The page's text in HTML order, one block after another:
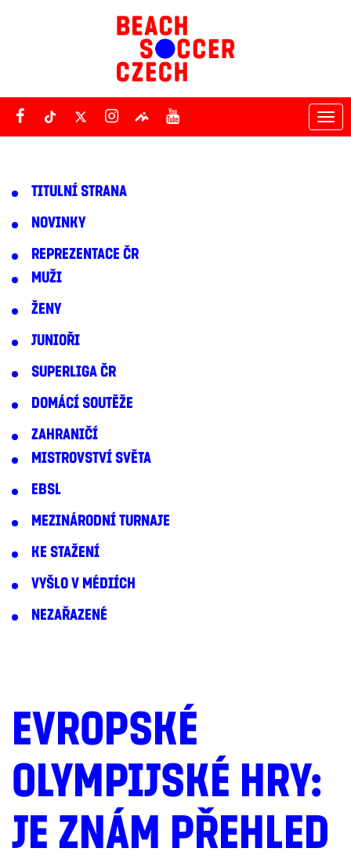
TITULNÍ STRANA
NOVINKY
REPREZENTACE ČR
MUŽI
ŽENY
JUNIOŘI
SUPERLIGA ČR
DOMÁCÍ SOUTĚŽE
ZAHRANIČÍ
MISTROVSTVÍ SVĚTA
EBSL
MEZINÁRODNÍ TURNAJE
KE STAŽENÍ
VYŠLO V MÉDIÍCH
NEZAŘAZENÉ
EVROPSKÉ
OLYMPIJSKÉ HRY:
JE ZNÁM PŘEHLED